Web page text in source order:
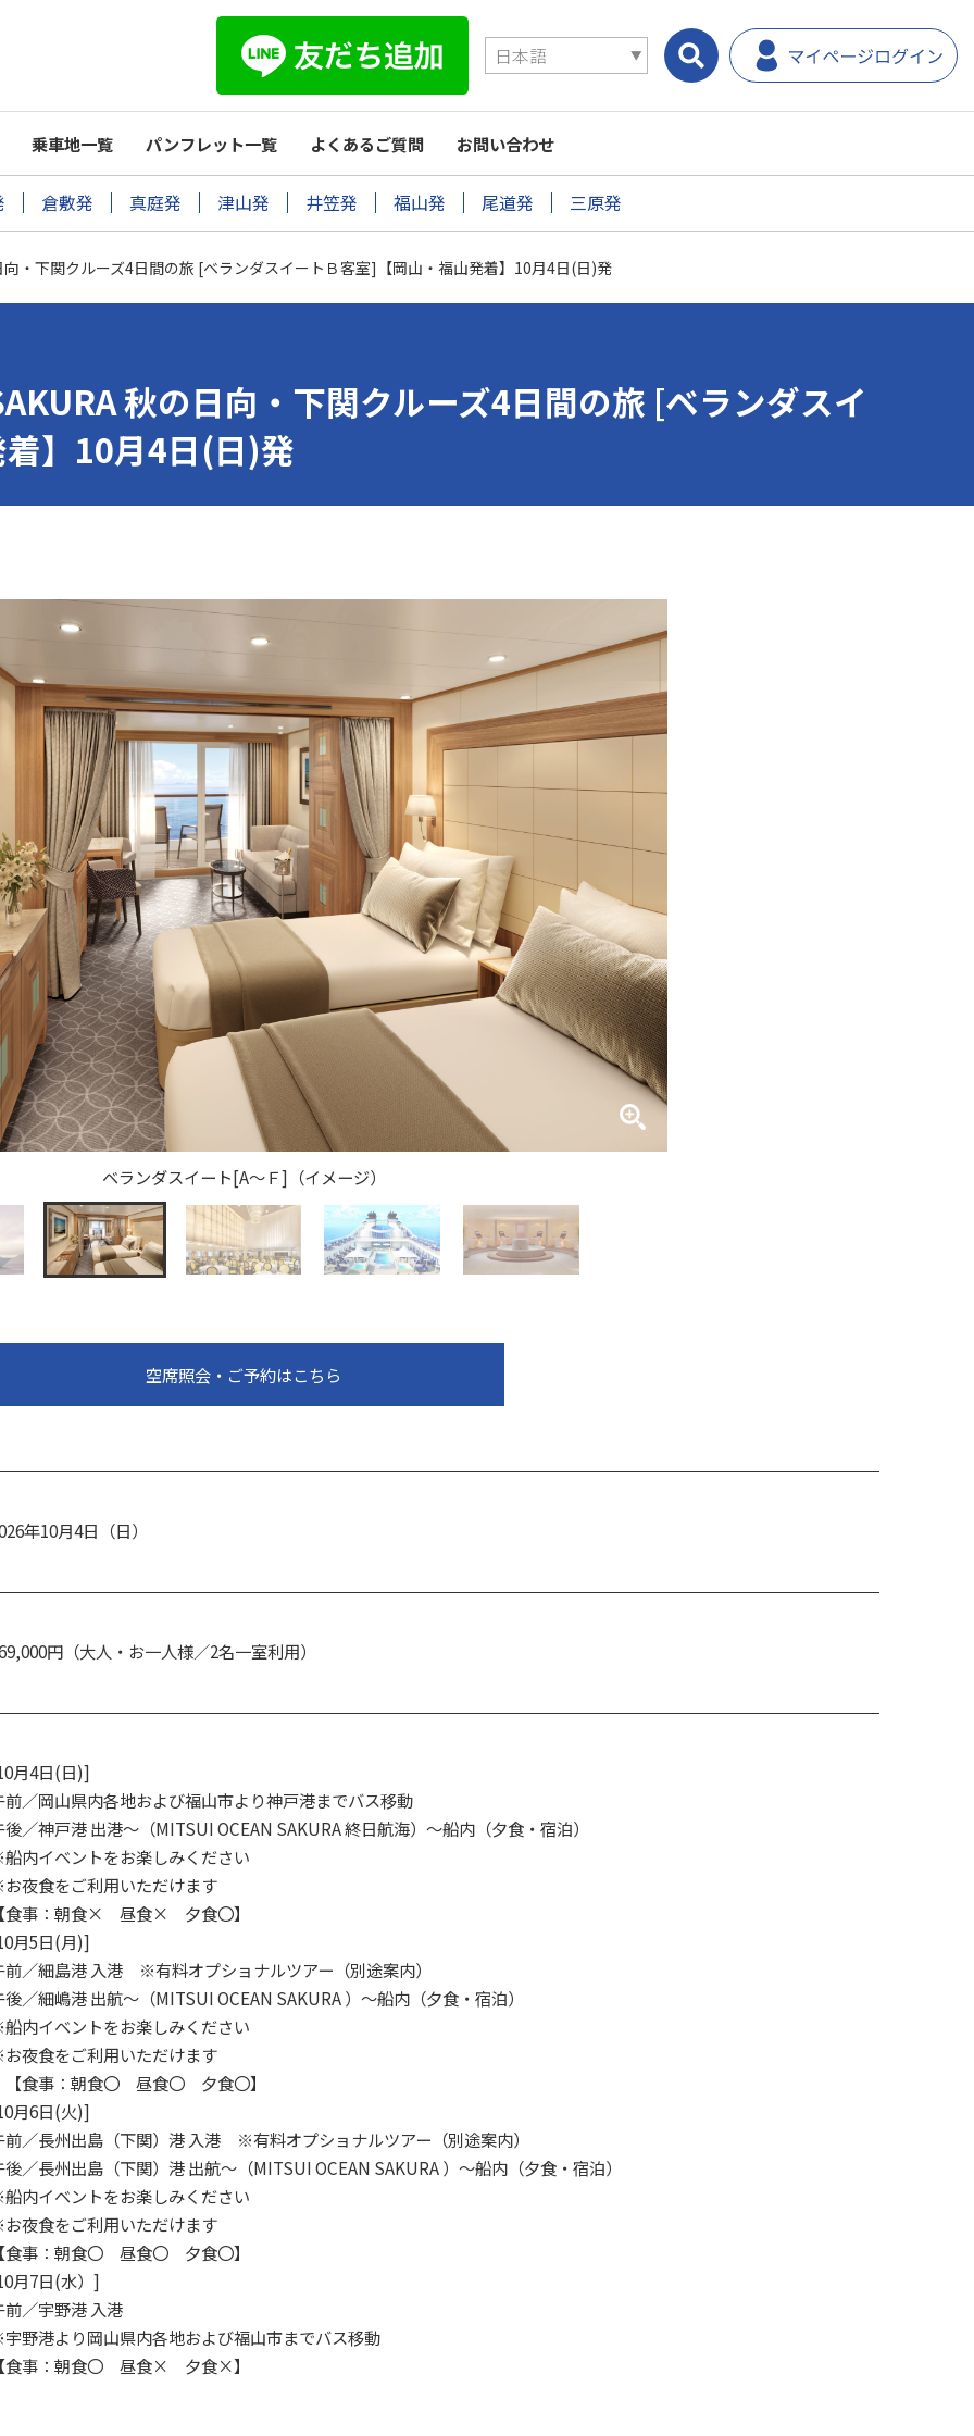
乗車地一覧 パンフレット一覧 よくあるご質問 お問い合わせ
倉敷発 真庭発 津山発 井笠発 福山発 尾道発 三原発
・下関クルーズ4日間の旅 [ベランダスイートＢ客室]【岡山・福山発着】10月4日(日)発
秋の日向・下関クルーズ4日間の旅 [ベランダスイ
】10月4日(日)発
ベランダスイート[A～Ｆ]（イメージ）
空席照会・ご予約はこちら
年10月4日（日）
円（大人・お一人様／2名一室利用）
月4日(日)]
前／岡山県内各地および福山市より神戸港までバス移動
後／神戸港 出港～（MITSUI OCEAN SAKURA 終日航海）～船内（夕食・宿泊）
内イベントをお楽しみください
夜食をご利用いただけます
食事：朝食× 昼食× 夕食〇】
月5日(月)]
前／細島港 入港 ※有料オプショナルツアー（別途案内）
後／細嶋港 出航～（MITSUI OCEAN SAKURA ）～船内（夕食・宿泊）
内イベントをお楽しみください
夜食をご利用いただけます
食事：朝食〇 昼食〇 夕食〇】
月6日(火)]
前／長州出島（下関）港 入港 ※有料オプショナルツアー（別途案内）
後／長州出島（下関）港 出航～（MITSUI OCEAN SAKURA ）～船内（夕食・宿泊）
内イベントをお楽しみください
夜食をご利用いただけます
食事：朝食〇 昼食〇 夕食〇】
月7日(水）]
前／宇野港 入港
野港より岡山県内各地および福山市までバス移動
食事：朝食〇 昼食× 夕食×】